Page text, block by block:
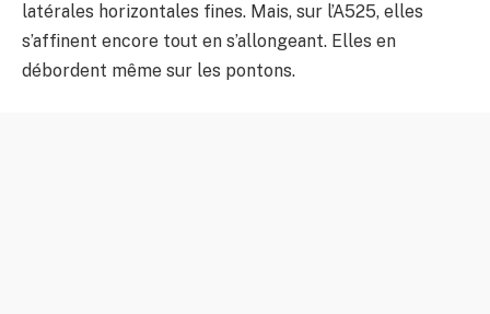
latérales horizontales fines. Mais, sur l’A525, elles
s’affinent encore tout en s’allongeant. Elles en
débordent même sur les pontons.